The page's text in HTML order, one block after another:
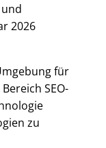
2026
für
SEO-
zu